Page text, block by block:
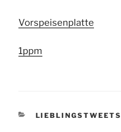
Vorspeisenplatte
1ppm
KATEGORIEN
LIEBLINGSTWEETS